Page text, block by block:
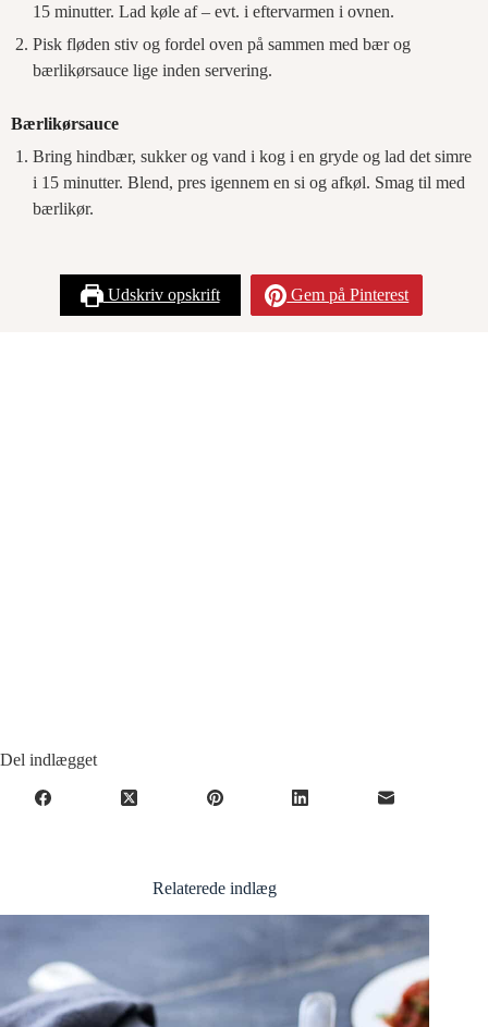
15 minutter. Lad køle af – evt. i eftervarmen i ovnen.
Pisk fløden stiv og fordel oven på sammen med bær og
bærlikørsauce lige inden servering.
Bærlikørsauce
Bring hindbær, sukker og vand i kog i en gryde og lad det simre
i 15 minutter. Blend, pres igennem en si og afkøl. Smag til med
bærlikør.
Udskriv opskrift Gem på Pinterest
Del indlægget
Relaterede indlæg